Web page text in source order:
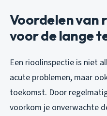
Voordelen van
voor de lange
Een rioolinspectie is niet
acute problemen, maar
toekomst. Door
voorkom je onverwachte